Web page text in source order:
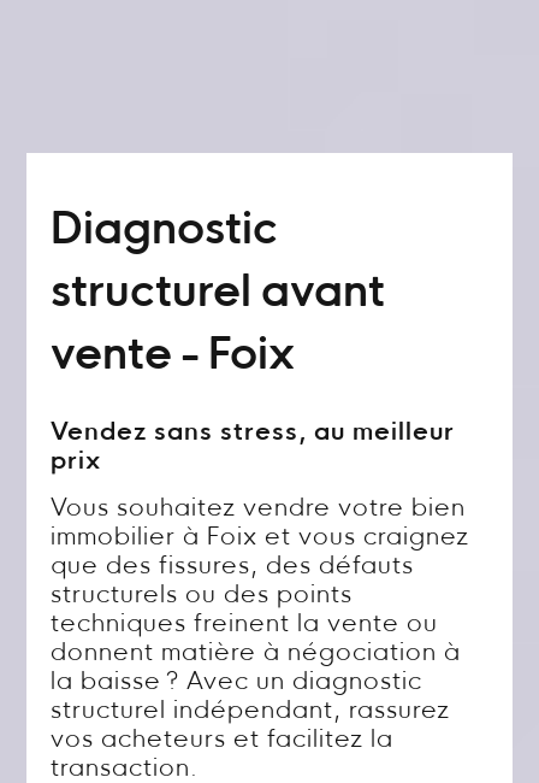
Diagnostic
structurel avant
vente - Foix
Vendez sans stress, au meilleur
prix
Vous souhaitez vendre votre bien
immobilier à Foix et vous craignez
que des fissures, des défauts
structurels ou des points
techniques freinent la vente ou
donnent matière à négociation à
la baisse ? Avec un diagnostic
structurel indépendant, rassurez
vos acheteurs et facilitez la
transaction.